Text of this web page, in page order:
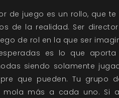
de juego es un rollo, que te
de la realidad. Ser
de rol en la que ser
es lo que aporta
siendo solamente
que pueden. Tu grupo
más a cada uno. Si